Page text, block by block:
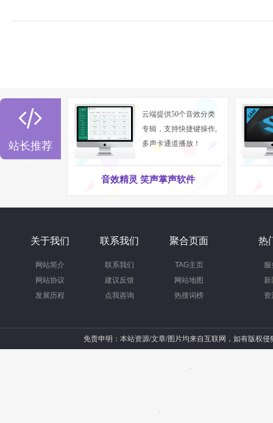

站长推荐
云端提供50个音效分类
专辑，支持快捷键操作,
多声卡通道播放！
音效精灵 笑声掌声软件
关于我们
网站简介
网站协议
发展历程
联系我们
联系我们
建议反馈
点我咨询
聚合页面
TAG主页
网站地图
热搜词榜
热
服
新
资
免责申明：本站资源/文章/图片均来自互联网，如有版权